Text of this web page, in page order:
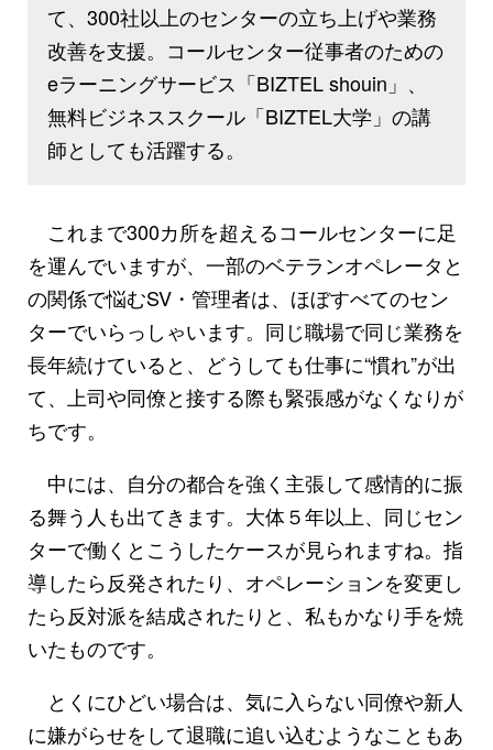
て、300社以上のセンターの立ち上げや業務
改善を支援。コールセンター従事者のための
eラーニングサービス「BIZTEL shouin」、
無料ビジネススクール「BIZTEL大学」の講
師としても活躍する。
これまで300カ所を超えるコールセンターに足
を運んでいますが、一部のベテランオペレータと
の関係で悩むSV・管理者は、ほぼすべてのセン
ターでいらっしゃいます。同じ職場で同じ業務を
長年続けていると、どうしても仕事に“慣れ”が出
て、上司や同僚と接する際も緊張感がなくなりが
ちです。
中には、自分の都合を強く主張して感情的に振
る舞う人も出てきます。大体５年以上、同じセン
ターで働くとこうしたケースが見られますね。指
導したら反発されたり、オペレーションを変更し
たら反対派を結成されたりと、私もかなり手を焼
いたものです。
とくにひどい場合は、気に入らない同僚や新人
に嫌がらせをして退職に追い込むようなこともあ